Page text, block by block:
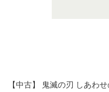
【中古】 鬼滅の刃 しあわ